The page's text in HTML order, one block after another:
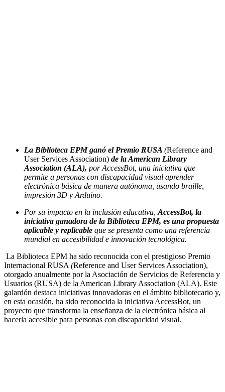
La Biblioteca EPM ganó el Premio RUSA (Reference and
User Services Association) de la American Library
Association (ALA), por AccessBot, una iniciativa que
permite a personas con discapacidad visual aprender
electrónica básica de manera autónoma, usando braille,
impresión 3D y Arduino.
Por su impacto en la inclusión educativa, AccessBot, la
iniciativa ganadora de la Biblioteca EPM, es una propuesta
aplicable y replicable que se presenta como una referencia
mundial en accesibilidad e innovación tecnológica.
La Biblioteca EPM ha sido reconocida con el prestigioso Premio
Internacional RUSA (Reference and User Services Association),
otorgado anualmente por la Asociación de Servicios de Referencia y
Usuarios (RUSA) de la American Library Association (ALA). Este
galardón destaca iniciativas innovadoras en el ámbito bibliotecario y,
en esta ocasión, ha sido reconocida la iniciativa AccessBot, un
proyecto que transforma la enseñanza de la electrónica básica al
hacerla accesible para personas con discapacidad visual.